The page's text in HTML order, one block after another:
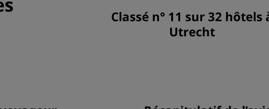
Classé n° 11 sur 32 hôtels
Utrecht